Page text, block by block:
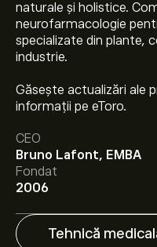
naturale și holistice.
neurofarmacologie
specializate din plante,
industrie.
Găsește actualizări ale
informații pe eToro.
CEO
Bruno Lafont, EMBA
Fondat
2006
Tehnică
Prețul actual al
Prețul țintă mediu
este 0.880‎€‎.
previziunile analiștilor și
Analiștii oferă previziuni